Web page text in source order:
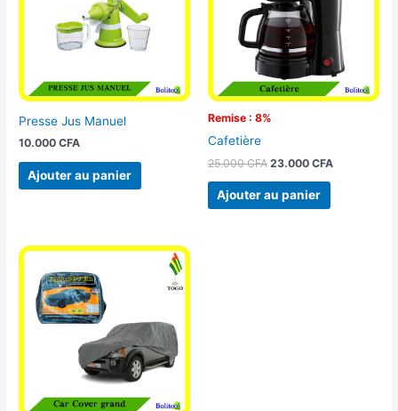
Presse Jus Manuel
10.000CFA
Ajouter au panier
Remise : 8%
Cafetière
25.000CFA 23.000 CFA
Ajouter au panier